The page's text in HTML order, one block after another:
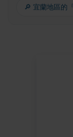
🔎 宜蘭地區的